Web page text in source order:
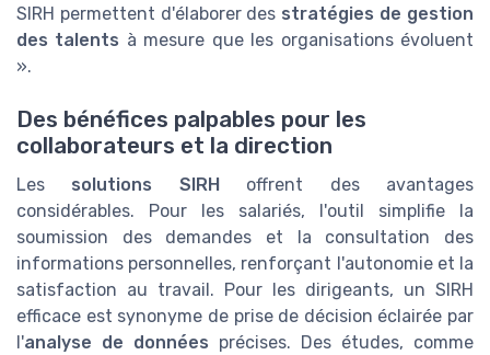
SIRH permettent d'élaborer des stratégies de gestion
des talents à mesure que les organisations évoluent
».
Des bénéfices palpables pour les
collaborateurs et la direction
Les solutions SIRH
offrent des avantages
considérables. Pour les salariés, l'outil simplifie la
soumission des demandes et la consultation des
informations personnelles, renforçant l'autonomie et la
satisfaction au travail. Pour les dirigeants, un SIRH
efficace est synonyme de prise de décision éclairée par
l'analyse de données précises. Des études, comme